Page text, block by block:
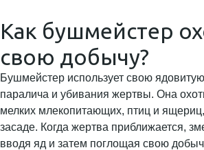
Как бушмейстер
свою добычу?
Бушмейстер использует свою
паралича и убивания жертвы. Она
мелких млекопитающих, птиц и
засаде. Когда жертва приближается,
вводя яд и затем поглощая свою